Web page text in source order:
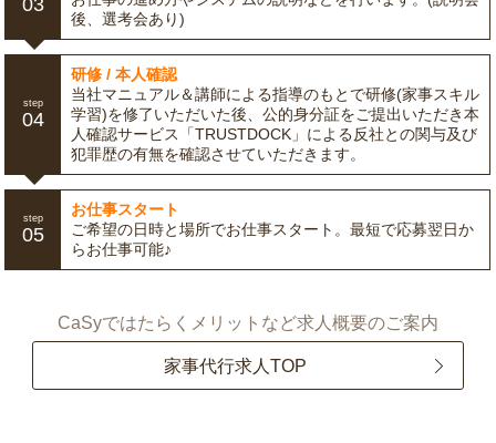
03
後、選考会あり)
step
04
研修 / 本人確認
当社マニュアル＆講師による指導のもとで研修(家事スキル
学習)を修了いただいた後、公的身分証をご提出いただき本
人確認サービス「TRUSTDOCK」による反社との関与及び
犯罪歴の有無を確認させていただきます。
step
05
お仕事スタート
ご希望の日時と場所でお仕事スタート。最短で応募翌日か
らお仕事可能♪
CaSyではたらくメリットなど求人概要のご案内
家事代行求人TOP